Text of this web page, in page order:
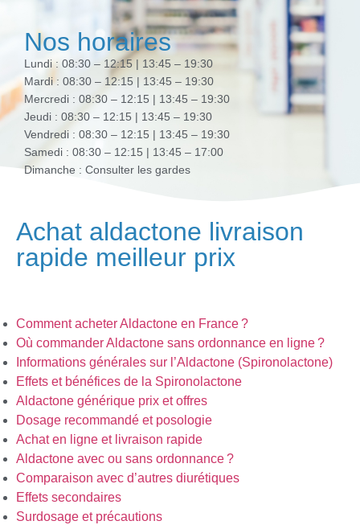
Nos horaires
Lundi : 08:30 – 12:15 | 13:45 – 19:30
Mardi : 08:30 – 12:15 | 13:45 – 19:30
Mercredi : 08:30 – 12:15 | 13:45 – 19:30
Jeudi : 08:30 – 12:15 | 13:45 – 19:30
Vendredi : 08:30 – 12:15 | 13:45 – 19:30
Samedi : 08:30 – 12:15 | 13:45 – 17:00
Dimanche : Consulter les gardes
Achat aldactone livraison
rapide meilleur prix
Comment acheter Aldactone en France ?
Où commander Aldactone sans ordonnance en ligne ?
Informations générales sur l’Aldactone (Spironolactone)
Effets et bénéfices de la Spironolactone
Aldactone générique prix et offres
Dosage recommandé et posologie
Achat en ligne et livraison rapide
Aldactone avec ou sans ordonnance ?
Comparaison avec d’autres diurétiques
Effets secondaires
Surdosage et précautions